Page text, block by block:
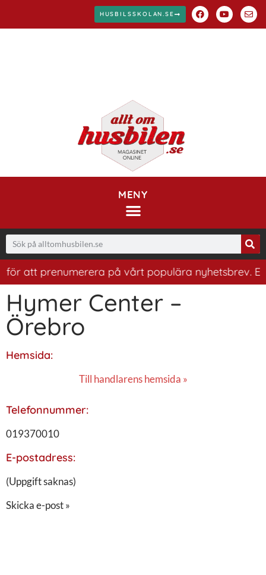
HUSBILSSKOLAN.SE
MENY
att prenumerera på vårt populära nyhetsbrev.
Hymer Center –
Örebro
Hemsida:
Till handlarens hemsida »
Telefonnummer:
019370010
E-postadress:
(Uppgift saknas)
Skicka e-post »